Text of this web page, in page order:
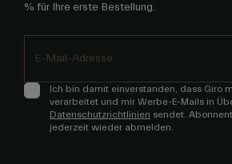
% für Ihre erste Bestellung.
Ich bin damit einverstanden, dass Giro
verarbeitet und mir Werbe-E-Mails in
Datenschutzrichtlinien sendet.
jederzeit wieder abmelden.